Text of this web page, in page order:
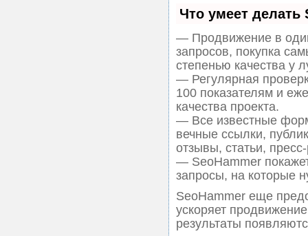
Что умеет делать
— Продвижение в
запросов, покупка
степенью качества у
— Регулярная
100 показателям и
качества проекта.
— Все известные
вечные ссылки,
отзывы, статьи,
— SeoHammer
запросы, на которые
SeoHammer еще
ускоряет
результаты